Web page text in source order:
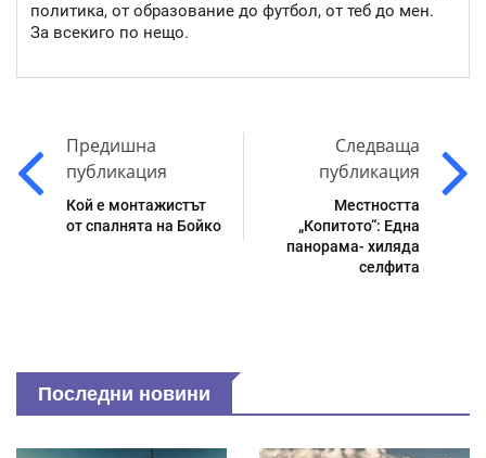
политика, от образование до футбол, от теб до мен.
За всекиго по нещо.
Предишна
публикация
Кой е монтажистът
от спалнята на Бойко
Следваща
публикация
Местността
„Копитото“: Една
панорама- хиляда
селфита
Последни новини